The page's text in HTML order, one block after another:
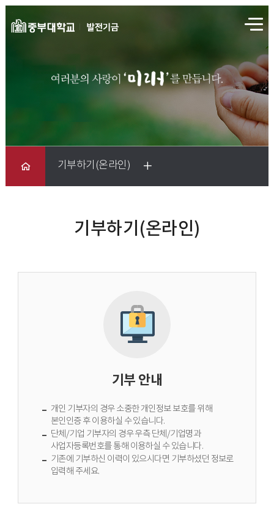
전
뉴
기부하기(온라인)
기부하기(온라인)
기부 안내
개인 기부자의 경우 소중한 개인정보 보호를 위해
본인인증 후 이용하실 수 있습니다.
단체/기업 기부자의 경우 우측 단체/기업명과
사업자등록번호를 통해 이용하실 수 있습니다.
기존에 기부하신 이력이 있으시다면 기부하셨던 정보로
입력해 주세요.